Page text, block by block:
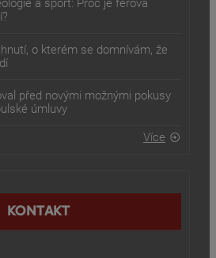
a sport: Proč je férová
o kterém se domnívám, že
před novými možnými pokusy
úmluvy
Více
KONTAKT